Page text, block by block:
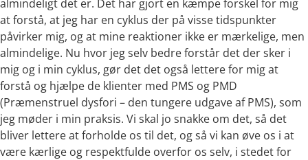
almindeligt det er. Det har gjort en kæmpe forskel for mig
at forstå, at jeg har en cyklus der på visse tidspunkter
påvirker mig, og at mine reaktioner ikke er mærkelige, men
almindelige. Nu hvor jeg selv bedre forstår det der sker i
mig og i min cyklus, gør det det også lettere for mig at
forstå og hjælpe de klienter med PMS og PMD
(Præmenstruel dysfori – den tungere udgave af PMS), som
jeg møder i min praksis. Vi skal jo snakke om det, så det
bliver lettere at forholde os til det, og så vi kan øve os i at
være kærlige og respektfulde overfor os selv, i stedet for